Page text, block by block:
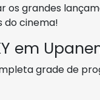
os grandes
do cinema!
em
grade de